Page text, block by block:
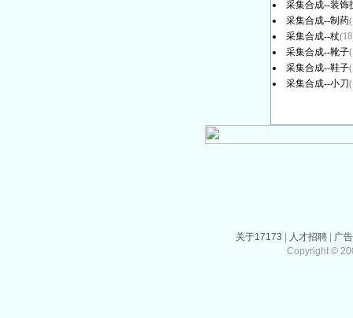
采集合成--装饰
采集合成--制药
采集合成--杖
采集合成--靴子
采集合成--鞋子
采集合成--小刀
关于17173 人才招聘
广
Copyright ©